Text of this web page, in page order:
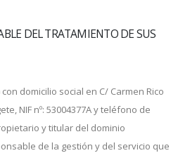
DEL TRATAMIENTO DE SUS
con domicilio social en C/ Carmen Rico
NIF nº: 53004377A y teléfono de
y titular del dominio
de la gestión y del servicio que